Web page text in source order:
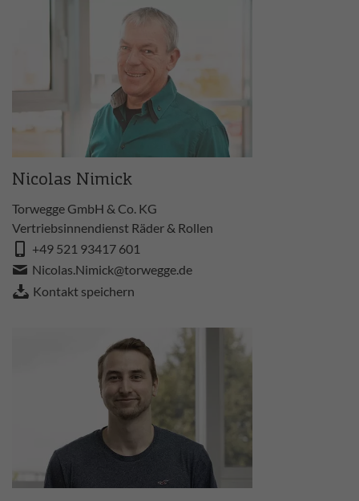
Nicolas Nimick
Torwegge GmbH & Co. KG
Vertriebsinnendienst Räder & Rollen
+49 521 93417 601
Nicolas.Nimick@torwegge.de
Kontakt speichern